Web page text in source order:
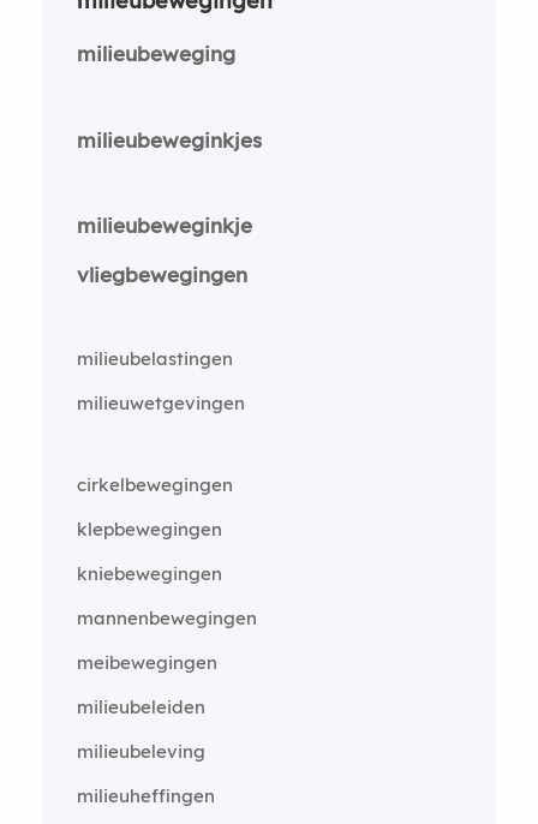
milieubeweging
milieubeweginkjes
milieubeweginkje
vliegbewegingen
milieubelastingen
milieuwetgevingen
cirkelbewegingen
klepbewegingen
kniebewegingen
mannenbewegingen
meibewegingen
milieubeleiden
milieubeleving
milieuheffingen